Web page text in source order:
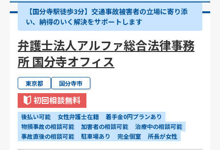
【国分寺駅徒歩3分】交通事故被害者の立場に寄り添
い、納得のいく解決をサポートします
弁護士法人アルファ総合法律事務
所 国分寺オフィス
東京都 国分寺市
初回相談無料
後払い可能 女性弁護士在籍
着手金0円プランあり
物損事故の相談可能
加害者の相談可能
治療中の相談可能
事故直後の相談可能
駐車場あり 完全個室 所長が女性